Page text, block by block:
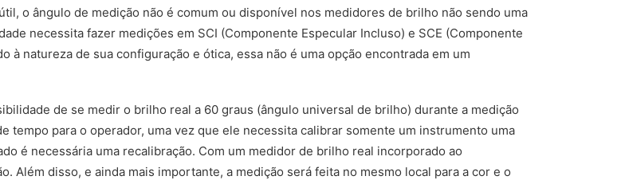
o ângulo de medição não é comum ou disponível nos medidores de brilho não sendo uma
necessita fazer medições em SCI (Componente Especular Incluso) e SCE (Componente
natureza de sua configuração e ótica, essa não é uma opção encontrada em um
de se medir o brilho real a 60 graus (ângulo universal de brilho) durante a medição
tempo para o operador, uma vez que ele necessita calibrar somente um instrumento uma
é necessária uma recalibração. Com um medidor de brilho real incorporado ao
Além disso, e ainda mais importante, a medição será feita no mesmo local para a cor e o